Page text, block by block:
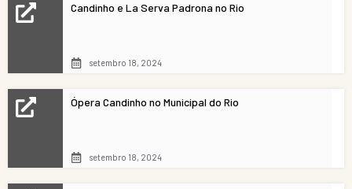
Candinho e La Serva Padrona no Rio
setembro 18, 2024
Ópera Candinho no Municipal do Rio
setembro 18, 2024